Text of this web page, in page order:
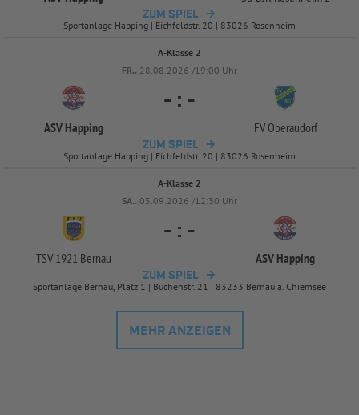
ZUM SPIEL
Sportanlage Happing | Eichfeldstr. 20 | 83026 Rosenheim
A-Klasse 2
FR.. 28.08.2026 /19:00 Uhr
ASV Happing
- : -
FV Oberaudorf
ZUM SPIEL
Sportanlage Happing | Eichfeldstr. 20 | 83026 Rosenheim
A-Klasse 2
SA.. 05.09.2026 /12:30 Uhr
TSV 1921 Bernau
- : -
ASV Happing
ZUM SPIEL
Sportanlage Bernau, Platz 1 | Buchenstr. 21 | 83233 Bernau a. Chiemsee
MEHR ANZEIGEN